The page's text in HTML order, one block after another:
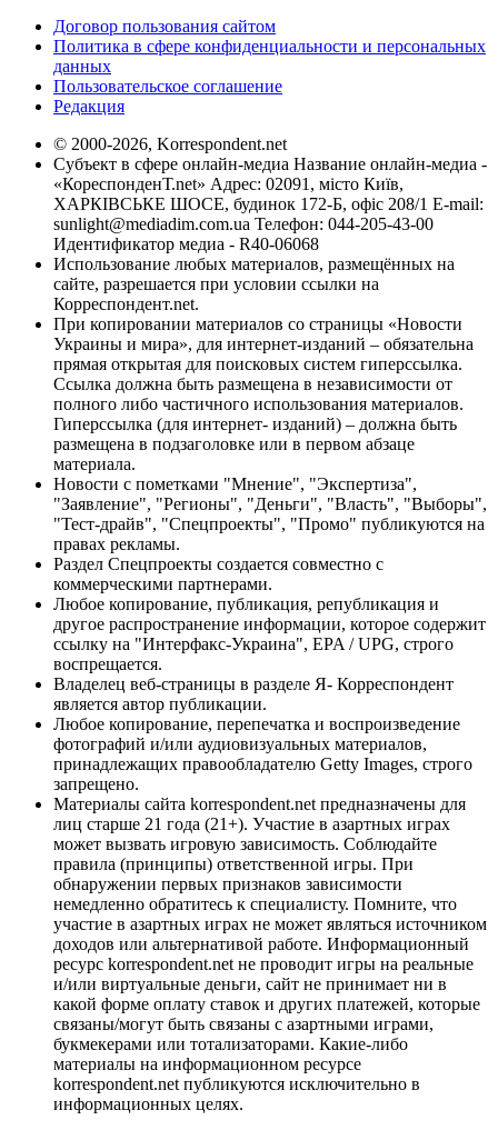
Договор пользования сайтом
Политика в сфере конфиденциальности и персональных
данных
Пользовательское соглашение
Редакция
© 2000-2026, Korrespondent.net
Субъект в сфере онлайн-медиа Название онлайн-медиа -
«КореспонденТ.net» Адрес: 02091, місто Київ,
ХАРКІВСЬКЕ ШОСЕ, будинок 172-Б, офіс 208/1 E-mail:
sunlight@mediadim.com.ua Телефон: 044-205-43-00
Идентификатор медиа - R40-06068
Использование любых материалов, размещённых на
сайте, разрешается при условии ссылки на
Корреспондент.net.
При копировании материалов со страницы «Новости
Украины и мира», для интернет-изданий – обязательна
прямая открытая для поисковых систем гиперссылка.
Ссылка должна быть размещена в независимости от
полного либо частичного использования материалов.
Гиперссылка (для интернет- изданий) – должна быть
размещена в подзаголовке или в первом абзаце
материала.
Новости с пометками "Мнение", "Экспертиза",
"Заявление", "Регионы", "Деньги", "Власть", "Выборы",
"Тест-драйв", "Спецпроекты", "Промо" публикуются на
правах рекламы.
Раздел Спецпроекты создается совместно с
коммерческими партнерами.
Любое копирование, публикация, републикация и
другое распространение информации, которое содержит
ссылку на "Интерфакс-Украина", EPA / UPG, строго
воспрещается.
Владелец веб-страницы в разделе Я- Корреспондент
является автор публикации.
Любое копирование, перепечатка и воспроизведение
фотографий и/или аудиовизуальных материалов,
принадлежащих правообладателю Getty Images, строго
запрещено.
Материалы сайта korrespondent.net предназначены для
лиц старше 21 года (21+). Участие в азартных играх
может вызвать игровую зависимость. Соблюдайте
правила (принципы) ответственной игры. При
обнаружении первых признаков зависимости
немедленно обратитесь к специалисту. Помните, что
участие в азартных играх не может являться источником
доходов или альтернативой работе. Информационный
ресурс korrespondent.net не проводит игры на реальные
и/или виртуальные деньги, сайт не принимает ни в
какой форме оплату ставок и других платежей, которые
связаны/могут быть связаны с азартными играми,
букмекерами или тотализаторами. Какие-либо
материалы на информационном ресурсе
korrespondent.net публикуются исключительно в
информационных целях.